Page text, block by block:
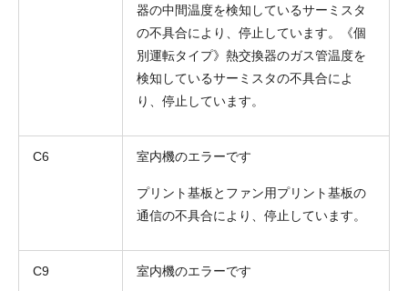
器の中間温度を検知しているサーミスタ
の不具合により、停止しています。《個
別運転タイプ》熱交換器のガス管温度を
検知しているサーミスタの不具合によ
り、停止しています。
C6 室内機のエラーです
プリント基板とファン用プリント基板の
通信の不具合により、停止しています。
C9 室内機のエラーです